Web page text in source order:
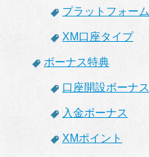
プラットフォーム
XM口座タイプ
ボーナス特典
口座開設ボーナス
入金ボーナス
XMポイント